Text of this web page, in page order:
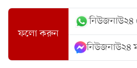
ফলো করুন
নিউজনাউ২৪
নিউজনাউ২৪